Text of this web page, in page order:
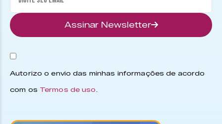
Assinar Newsletter
Autorizo o envio das minhas informações de acordo
com os Termos de uso